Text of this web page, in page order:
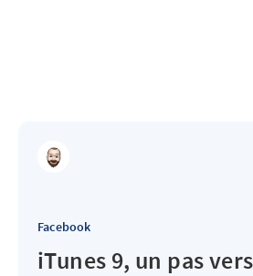
Facebook
iTunes 9, un pas